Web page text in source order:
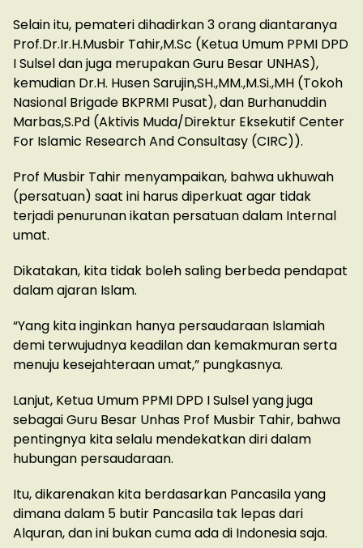
Selain itu, pemateri dihadirkan 3 orang diantaranya
Prof.Dr.Ir.H.Musbir Tahir,M.Sc (Ketua Umum PPMI DPD
I Sulsel dan juga merupakan Guru Besar UNHAS),
kemudian Dr.H. Husen Sarujin,SH.,MM.,M.Si.,MH (Tokoh
Nasional Brigade BKPRMI Pusat), dan Burhanuddin
Marbas,S.Pd (Aktivis Muda/Direktur Eksekutif Center
For Islamic Research And Consultasy (CIRC)).
Prof Musbir Tahir menyampaikan, bahwa ukhuwah
(persatuan) saat ini harus diperkuat agar tidak
terjadi penurunan ikatan persatuan dalam Internal
umat.
Dikatakan, kita tidak boleh saling berbeda pendapat
dalam ajaran Islam.
“Yang kita inginkan hanya persaudaraan Islamiah
demi terwujudnya keadilan dan kemakmuran serta
menuju kesejahteraan umat,” pungkasnya.
Lanjut, Ketua Umum PPMI DPD I Sulsel yang juga
sebagai Guru Besar Unhas Prof Musbir Tahir, bahwa
pentingnya kita selalu mendekatkan diri dalam
hubungan persaudaraan.
Itu, dikarenakan kita berdasarkan Pancasila yang
dimana dalam 5 butir Pancasila tak lepas dari
Alquran, dan ini bukan cuma ada di Indonesia saja.